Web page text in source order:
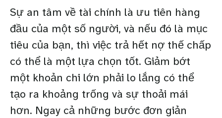
Sự an tâm về tài chính là ưu tiên hàng
đầu của một số người, và nếu đó là mục
tiêu của bạn, thì việc trả hết nợ thế chấp
có thể là một lựa chọn tốt. Giảm bớt
một khoản chi lớn phải lo lắng có thể
tạo ra khoảng trống và sự thoải mái
hơn. Ngay cả những bước đơn giản